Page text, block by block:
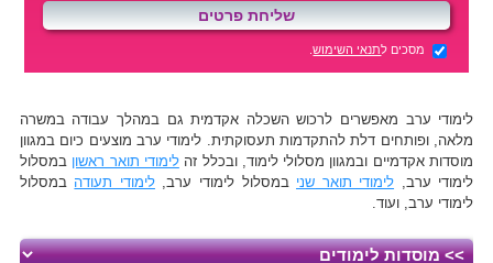
מסכים לתנאי השימוש.
לימודי ערב מאפשרים לרכוש השכלה אקדמית גם במהלך עבודה במשרה
מלאה, ופותחים דלת להתקדמות תעסוקתית. לימודי ערב מוצעים כיום במגוון
מוסדות אקדמיים ובמגוון מסלולי לימוד, ובכלל זהלימודי תואר ראשון במסלול
לימודי ערב, לימודי תואר שני במסלול לימודי ערב,לימודי תעודה במסלול
לימודי ערב, ועוד.